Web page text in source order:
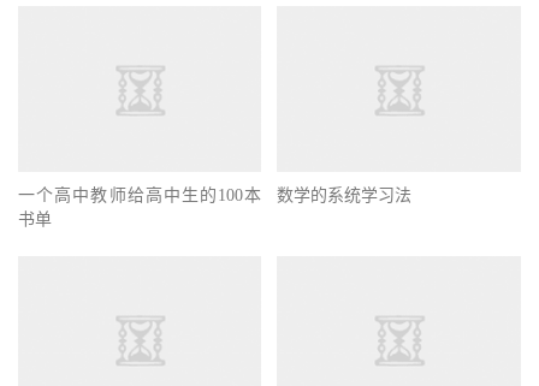
一个高中教师给高中生的100本
书单
数学的系统学习法